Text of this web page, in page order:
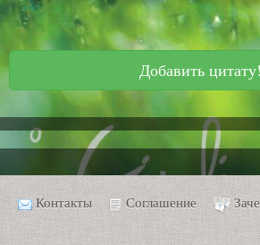
Добавить цитату!
Контакты Соглашение